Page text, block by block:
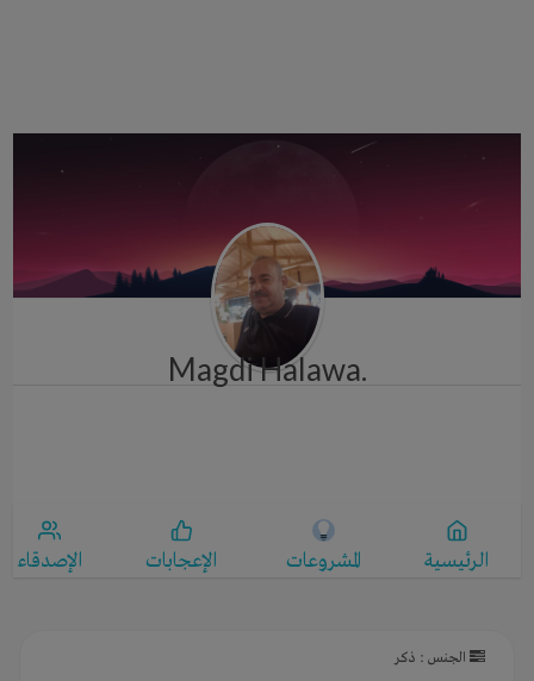
n
.Magdi Halawa
الرئيسية المشروعات الإعجابات الإصدقاء
الجنس : ذكر